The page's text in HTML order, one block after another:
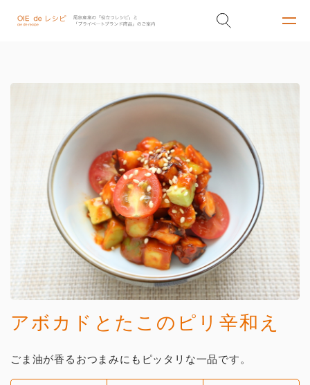
アボカドとたこのピリ辛和え
ごま油が香るおつまみにもピッタリな一品です。